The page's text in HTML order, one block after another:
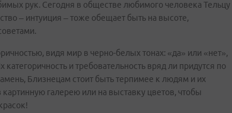
рук. Сегодня в обществе любимого человека Тельцу
– интуиция – тоже обещает быть на высоте,
видя мир в черно-белых тонах: «да» или «нет»,
и требовательность вряд ли придутся по
Близнецам стоит быть терпимее к людям и их
галерею или на выставку цветов, чтобы